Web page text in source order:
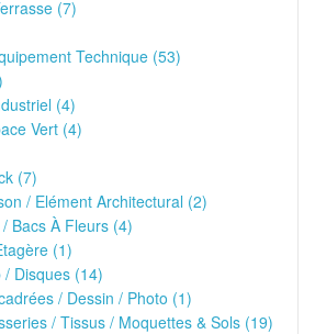
(7)
Technique (53)
(4)
Vert (4)
(7)
/ Elément Architectural (2)
Bacs À Fleurs (4)
(1)
Disques (14)
/ Dessin / Photo (1)
/ Tissus / Moquettes & Sols (19)